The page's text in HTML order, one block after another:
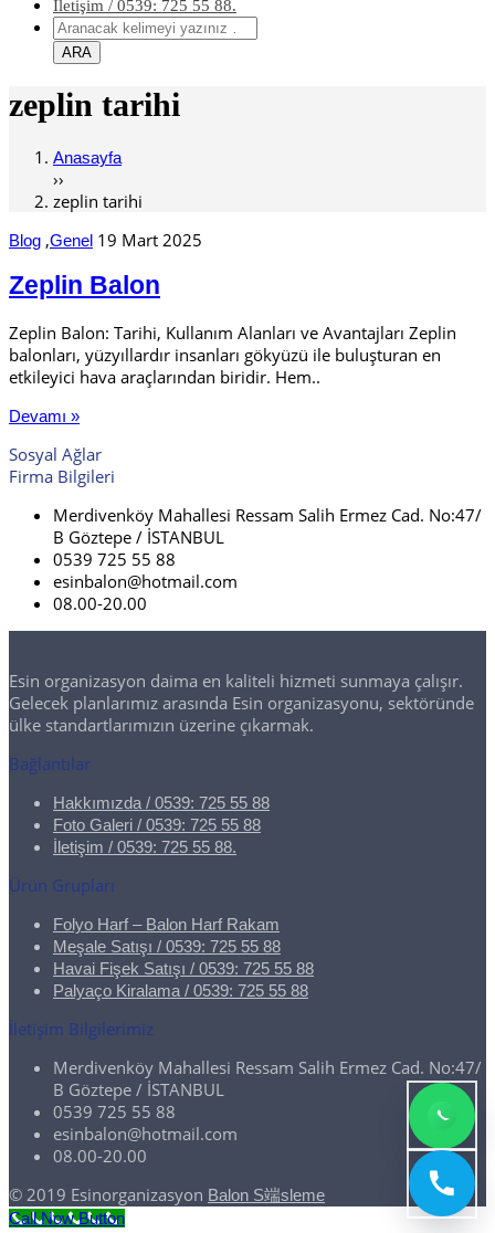
İletişim / 0539: 725 55 88.
zeplin tarihi
Anasayfa
››
zeplin tarihi
Blog ,Genel 19 Mart 2025
Zeplin Balon
Zeplin Balon: Tarihi, Kullanım Alanları ve Avantajları Zeplin
balonları, yüzyıllardır insanları gökyüzü ile buluşturan en
etkileyici hava araçlarından biridir. Hem..
Devamı »
Sosyal Ağlar
Firma Bilgileri
Merdivenköy Mahallesi Ressam Salih Ermez Cad. No:47/
B Göztepe / İSTANBUL
0539 725 55 88
esinbalon@hotmail.com
08.00-20.00
Esin organizasyon daima en kaliteli hizmeti sunmaya çalışır.
Gelecek planlarımız arasında Esin organizasyonu, sektöründe
ülke standartlarımızın üzerine çıkarmak.
Bağlantılar
Hakkımızda / 0539: 725 55 88
Foto Galeri / 0539: 725 55 88
İletişim / 0539: 725 55 88.
Ürün Grupları
Folyo Harf – Balon Harf Rakam
Meşale Satışı / 0539: 725 55 88
Havai Fişek Satışı / 0539: 725 55 88
Palyaço Kiralama / 0539: 725 55 88
İletişim Bilgilerimiz
Merdivenköy Mahallesi Ressam Salih Ermez Cad. No:47/
B Göztepe / İSTANBUL
0539 725 55 88
esinbalon@hotmail.com
08.00-20.00
© 2019 Esinorganizasyon Balon S端sleme
Call Now Button